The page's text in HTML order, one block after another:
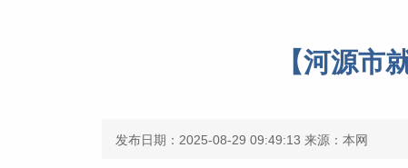
【河源市
发布日期：2025-08-29 09:49:13 来源：本网